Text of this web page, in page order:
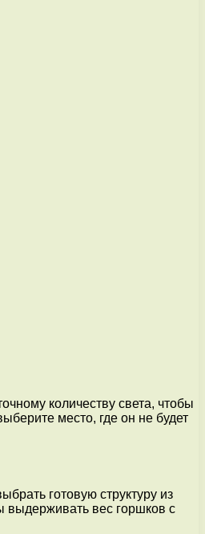
количеству света, чтобы
место, где он не будет
готовую структуру из
выдерживать вес горшков с